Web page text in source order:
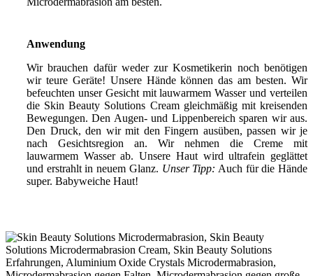
Anwendung
Wir brauchen dafür weder zur Kosmetikerin noch benötigen
wir teure Geräte! Unsere Hände können das am besten. Wir
befeuchten unser Gesicht mit lauwarmem Wasser und verteilen
die Skin Beauty Solutions Cream gleichmäßig mit kreisenden
Bewegungen. Den Augen- und Lippenbereich sparen wir aus.
Den Druck, den wir mit den Fingern ausüben, passen wir je
nach Gesichtsregion an. Wir nehmen die Creme mit
lauwarmem Wasser ab. Unsere Haut wird ultrafein geglättet
und erstrahlt in neuem Glanz. Unser Tipp: Auch für die Hände
super. Babyweiche Haut!